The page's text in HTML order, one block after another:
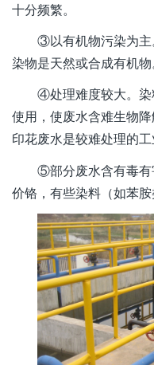
十分频繁。
③以有机物污染为主
染物是天然或合成有机物
④处理难度较大。染
使用，使废水含难生物
印花废水是较难处理的工
⑤部分废水含有毒有
价铬，有些染料（如苯胺